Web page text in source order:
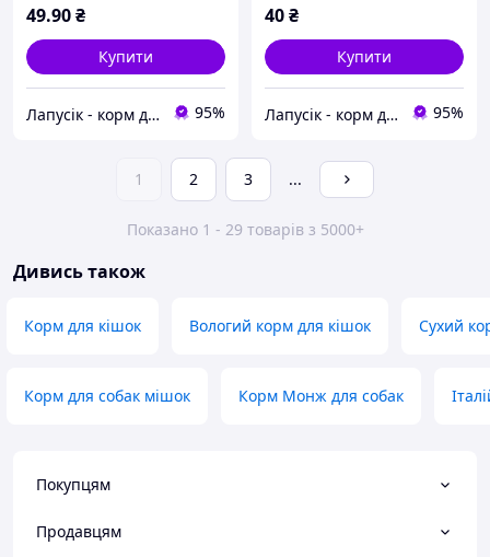
49.90₴
Купити
Лапусік - корм для тварин 95%
40₴
Купити
Лапусік - корм для тварин 95%
1 2 3 ...
Показано 1 - 29 товарів з 5000+
Дивись також
Корм для кішок Вологий корм для кішок Сухий
Корм для собак мішок Корм Монж для собак
Покупцям
Продавцям